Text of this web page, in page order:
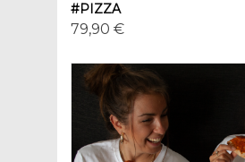
#PIZZA
79,90 €